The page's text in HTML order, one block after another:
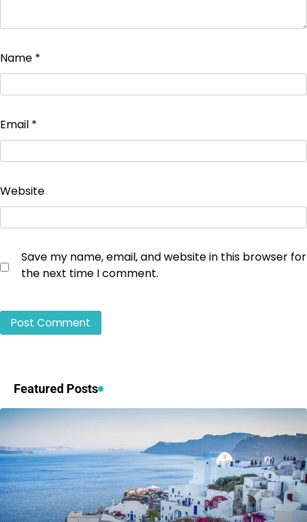
Name *
Email *
Website
Save my name, email, and website in this browser for
the next time I comment.
Featured Posts